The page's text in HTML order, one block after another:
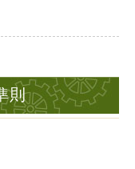
則